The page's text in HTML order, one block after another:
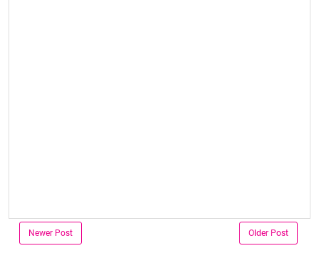
Newer Post Older Post